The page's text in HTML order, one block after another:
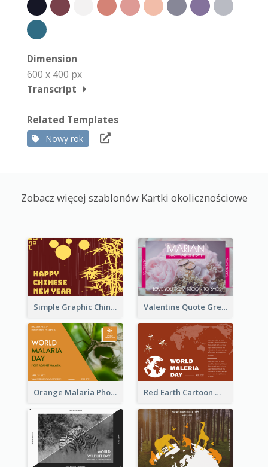
Dimension
600 x 400 px
Transcript
Related Templates
Nowy rok
Zobacz więcej szablonów Kartki okolicznościowe
Simple Graphic Chinese New Year In Red And Yellow Valentine Quote Greeting Card
Orange Malaria Photo World Malaria Day Greeting Card Red Earth Cartoon World Malaria Day Greeting Card